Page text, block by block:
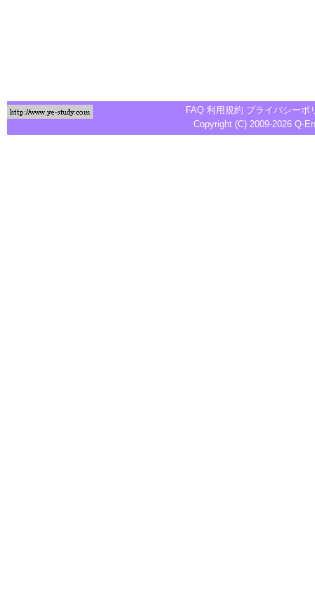
FAQ 利用規約 プライバシーポ
Copyright (C) 2009-2026 Q-